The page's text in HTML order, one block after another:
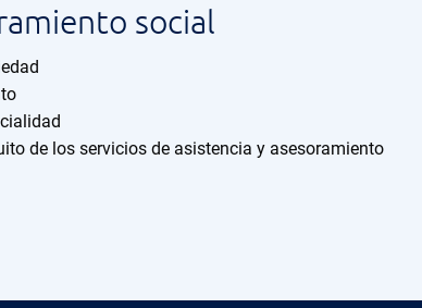
social
de los servicios de asistencia y asesoramiento